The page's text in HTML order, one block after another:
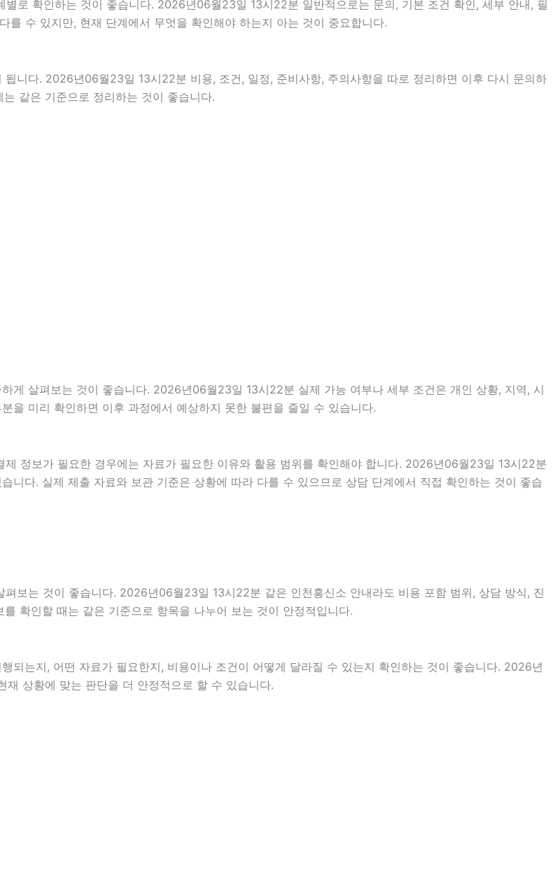
로 확인하는 것이 좋습니다. 2026년06월23일 13시22분 일반적으로는 문의, 기본 조건 확인, 세부 안내, 필
수 있지만, 현재 단계에서 무엇을 확인해야 하는지 아는 것이 중요합니다.
니다. 2026년06월23일 13시22분 비용, 조건, 일정, 준비사항, 주의사항을 따로 정리하면 이후 다시 문의하
같은 기준으로 정리하는 것이 좋습니다.
게 살펴보는 것이 좋습니다. 2026년06월23일 13시22분 실제 가능 여부나 세부 조건은 개인 상황, 지역, 시
을 미리 확인하면 이후 과정에서 예상하지 못한 불편을 줄일 수 있습니다.
정보가 필요한 경우에는 자료가 필요한 이유와 활용 범위를 확인해야 합니다. 2026년06월23일 13시22분
니다. 실제 제출 자료와 보관 기준은 상황에 따라 다를 수 있으므로 상담 단계에서 직접 확인하는 것이 좋습
보는 것이 좋습니다. 2026년06월23일 13시22분 같은 인천흥신소 안내라도 비용 포함 범위, 상담 방식, 진
확인할 때는 같은 기준으로 항목을 나누어 보는 것이 안정적입니다.
되는지, 어떤 자료가 필요한지, 비용이나 조건이 어떻게 달라질 수 있는지 확인하는 것이 좋습니다. 2026년
상황에 맞는 판단을 더 안정적으로 할 수 있습니다.